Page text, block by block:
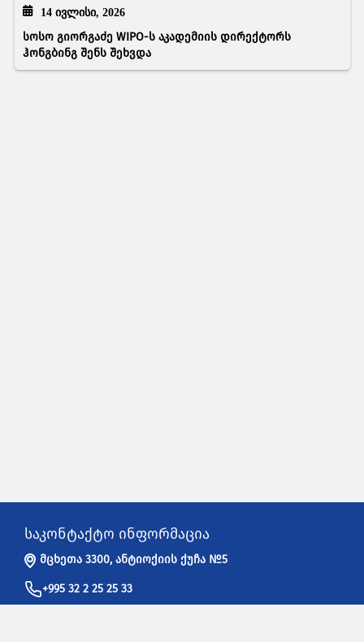
14 ᲘᲕᲚᲘᲡᲘ, 2026
სოსო გიორგაძე WIPO-ს აკადემიის დირექტორს
ჰონგბინგ შენს შეხვდა
საკონტაქტო ინფორმაცია
მცხეთა 3300, ანტიოქიის ქუჩა №5
+995 32 2 25 25 33